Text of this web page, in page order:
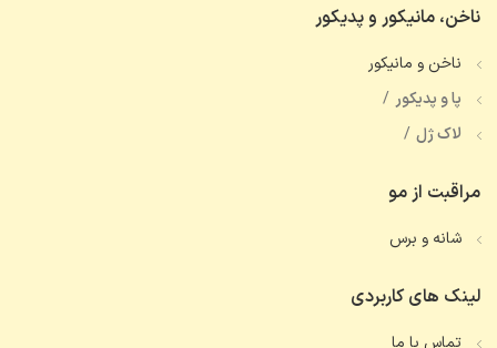
ناخن، مانیکور و پدیکور
ناخن و مانیکور
پا و پدیکور
لاک ژل
مراقبت از مو
شانه و برس
لینک های کاربردی
تماس با ما